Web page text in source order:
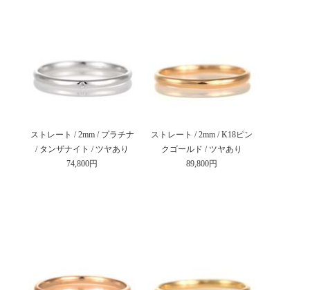
ストレート / 2mm / プラチナ
/ タンザナイト / ツヤあり
74,800円
ストレート / 2mm / K18ピン
クゴールド / ツヤあり
89,800円